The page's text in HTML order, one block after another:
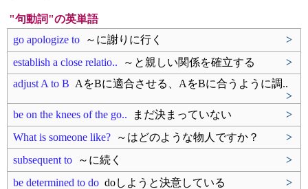
"句動詞"の英単語
go apologize to ～に謝りに行く
>
establish a close relatio.. ～と親しい関係を確立する
>
adjust A to B AをBに適合させる、AをBに合うように調..
>
be on the knees of the go.. まだ決まっていない
>
What is someone like? ～はどのような物人ですか？
>
subsequent to ～に続く
>
be determined to do doしようと決意している
>